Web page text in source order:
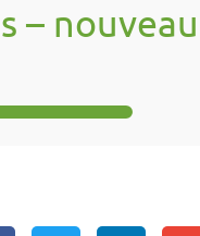
– nouveau